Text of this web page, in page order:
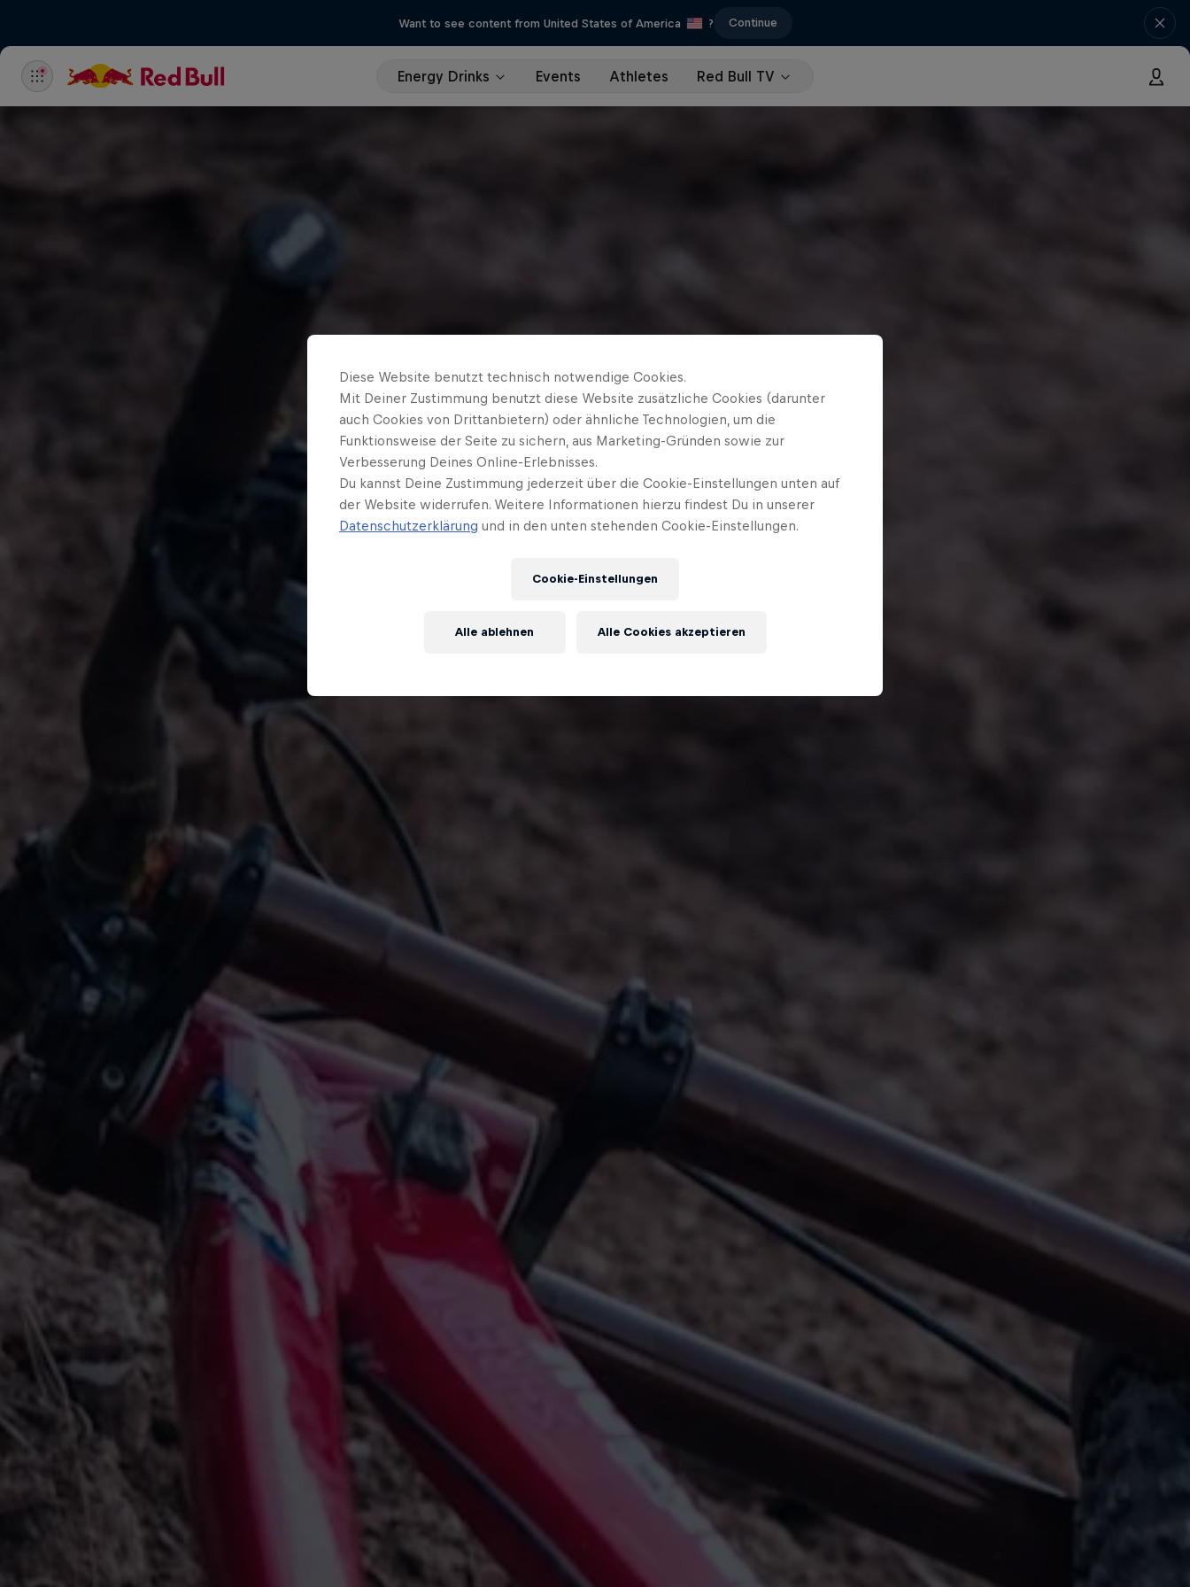
Want to see content from United States of America ? Continue
Energy Drinks Events Athletes Red Bull TV
Diese Website benutzt technisch notwendige Cookies.
Mit Deiner Zustimmung benutzt diese Website zusätzliche Cookies (darunter
auch Cookies von Drittanbietern) oder ähnliche Technologien, um die
Funktionsweise der Seite zu sichern, aus Marketing-Gründen sowie zur
Verbesserung Deines Online-Erlebnisses.
Du kannst Deine Zustimmung jederzeit über die Cookie-Einstellungen unten auf
der Website widerrufen. Weitere Informationen hierzu findest Du in unserer
Datenschutzerklärung und in den unten stehenden Cookie-Einstellungen.
Cookie-Einstellungen
Alle ablehnen Alle Cookies akzeptieren